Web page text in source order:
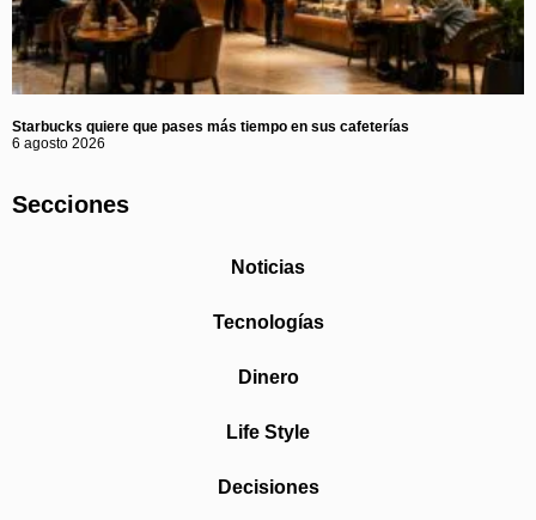
Starbucks quiere que pases más tiempo en sus cafeterías
6 agosto 2026
Secciones
Noticias
Tecnologías
Dinero
Life Style
Decisiones